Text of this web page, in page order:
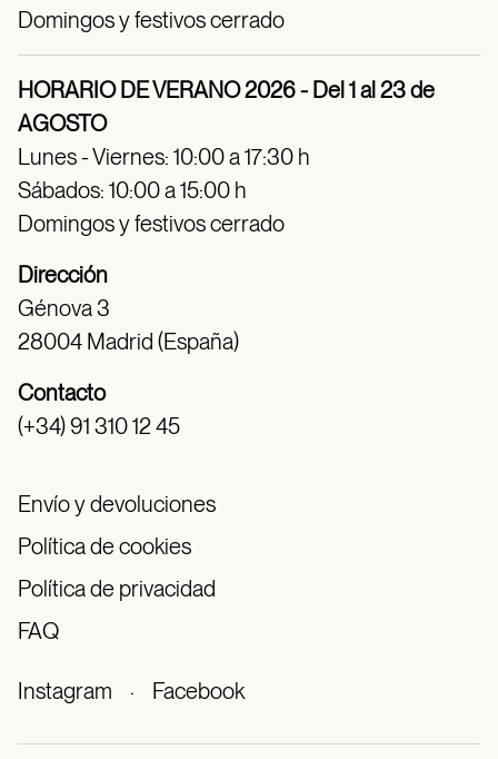
Domingos y festivos cerrado
HORARIO DE VERANO 2026 - Del 1 al 23 de
AGOSTO
Lunes - Viernes: 10:00 a 17:30 h
Sábados: 10:00 a 15:00 h
Domingos y festivos cerrado
Dirección
Génova 3
28004 Madrid (España)
Contacto
(+34) 91 310 12 45
Envío y devoluciones
Política de cookies
Política de privacidad
FAQ
Instagram · Facebook